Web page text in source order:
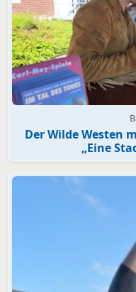
Der Wilde Westen
„Eine